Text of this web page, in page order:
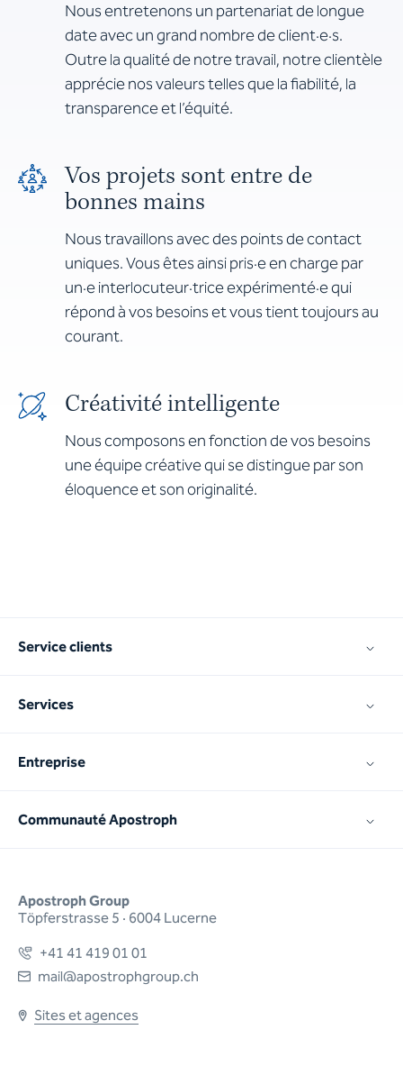
Nous entretenons un partenariat de longue
date avec un grand nombre de client·e·s.
Outre la qualité de notre travail, notre clientèle
apprécie nos valeurs telles que la fiabilité, la
transparence et l’équité.
Vos projets sont entre de
bonnes mains
Nous travaillons avec des points de contact
uniques. Vous êtes ainsi pris·e en charge par
un·e interlocuteur·trice expérimenté·e qui
répond à vos besoins et vous tient toujours au
courant.
Créativité intelligente
Nous composons en fonction de vos besoins
une équipe créative qui se distingue par son
éloquence et son originalité.
Apostroph Group
Töpferstrasse 5 · 6004 Lucerne
+41 41 419 01 01
mail@apostrophgroup.ch
Sites et agences
Service clients
Services
Entreprise
Communauté Apostroph